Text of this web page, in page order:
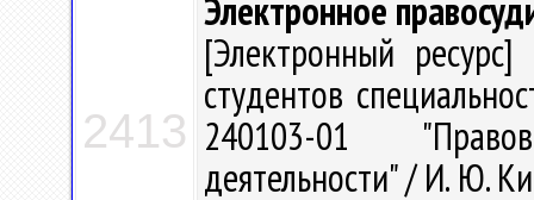
2413
Электронное
[Электронный
студентов
240103-01
деятельности" / И. Ю.